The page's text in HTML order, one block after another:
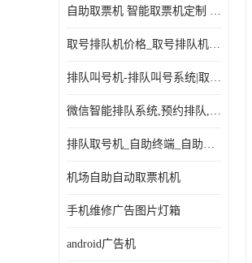
自助服务终端
自助取票机 智能取票机定制 款式多样
取号排队机价格_取号排队机报价_取号排队机多少钱
排队叫号机-排队叫号系统|取号机-液晶拼接屏-自助终端机
微信智能排队系统,预约排队,扫码排队,微信叫号
排队取号机_自助终端_自助签到一体机 支持定做
机场自助自动取票机机
手机维修广告图片灯箱
android广告机